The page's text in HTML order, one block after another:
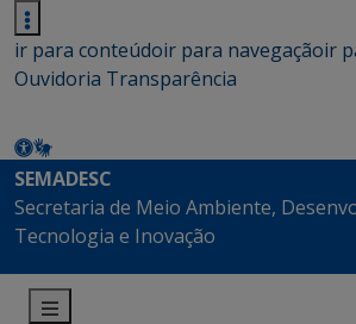
ir para conteúdoir para navegaçãoir
Ouvidoria Transparência
SEMADESC
Secretaria de Meio Ambiente,
Tecnologia e Inovação